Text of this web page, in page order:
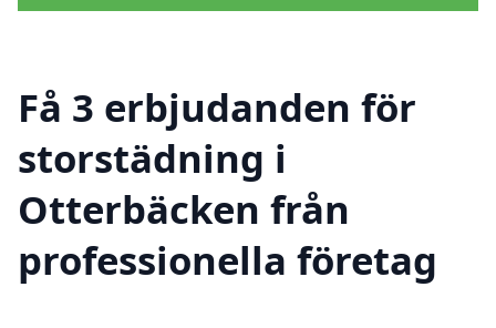
Få 3 erbjudanden för
storstädning i
Otterbäcken från
professionella företag